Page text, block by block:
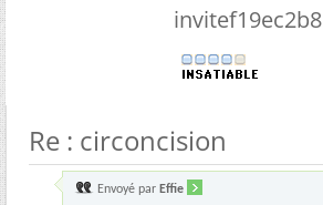
invitef19ec2b8
Re : circoncision
Envoyé par Effie